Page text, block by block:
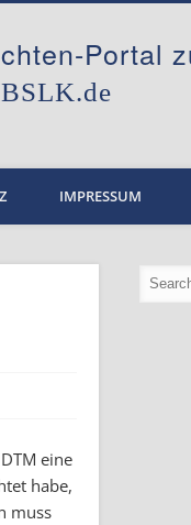
Portal
IMPRESSUM
eine
habe,
muss